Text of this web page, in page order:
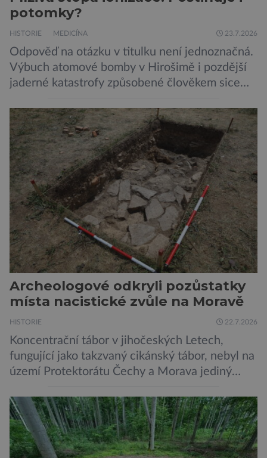
potomky?
HISTORIE MEDICÍNA 23.7.2026
Odpověď na otázku v titulku není jednoznačná.
Výbuch atomové bomby v Hirošimě i pozdější
jaderné katastrofy způsobené člověkem sice
slabší a dlouhodobé záření poškozuje DNA.
Přesto není stále zcela jasné, nakolik se mutace
vzniklé ozářením přenášejí na potomstvo. Před
pěti lety, těsně před 35. výročím výbuchu
Černobylské jaderné elektrárny, […]
Archeologové odkryli pozůstatky
místa nacistické zvůle na Moravě
HISTORIE 22.7.2026
Koncentrační tábor v jihočeských Letech,
fungující jako takzvaný cikánský tábor, nebyl na
území Protektorátu Čechy a Morava jediný
v Hodoníně u Kunštátu. Jeho pozůstatky byly
nedávno odkrývány archeology. Někteří z asi
1400 Romů a Sintů, kteří byli v táboře
internováni, v něm vydechli naposledy. Jiné